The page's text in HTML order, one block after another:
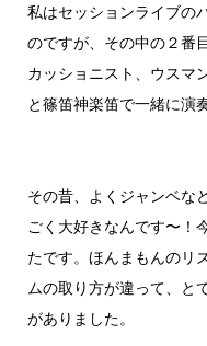
私はセッションライブの
のですが、その中の２番
カッショニスト、ウスマ
と篠笛神楽笛で一緒に演
その昔、よくジャンベな
ごく大好きなんです〜！
たです。ほんまもんのリ
ムの取り方が違って、と
がありました。